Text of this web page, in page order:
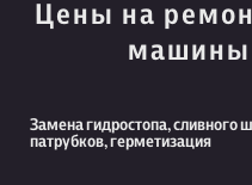
Цены на
машины
Замена гидростопа, сливного
патрубков, герметизация